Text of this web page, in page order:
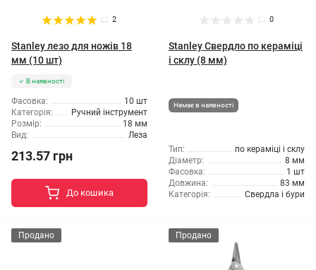
2
Stanley лезо для ножів 18
мм (10 шт)
В наявності
Фасовка:
10 шт
Категорія:
Ручний інструмент
Розмір:
18 мм
Вид:
Леза
213.57 грн
До кошика
0
Stanley Свердло по кераміці
і склу (8 мм)
Немає в наявності
Тип:
по кераміці і склу
Діаметр:
8 мм
Фасовка:
1 шт
Довжина:
83 мм
Категорія:
Свердла і бури
Продано Продано